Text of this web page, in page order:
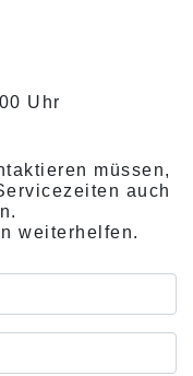
Uhr
müssen,
auch
weiterhelfen.